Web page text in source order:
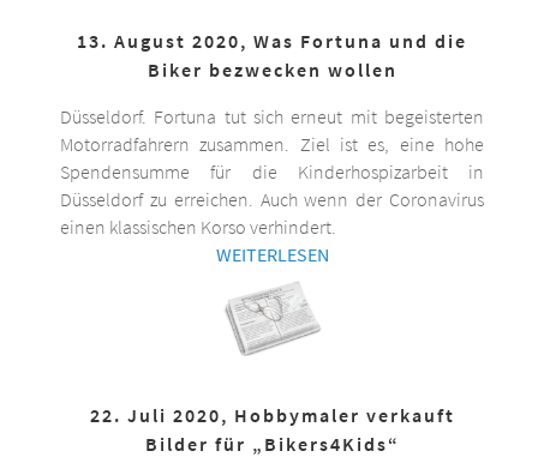
13. August 2020, Was Fortuna und die
Biker bezwecken wollen
Düsseldorf. Fortuna tut sich erneut mit begeisterten
Motorradfahrern zusammen. Ziel ist es, eine hohe
Spendensumme für die Kinderhospizarbeit in
Düsseldorf zu erreichen. Auch wenn der Coronavirus
einen klassischen Korso verhindert.
WEITERLESEN
22. Juli 2020, Hobbymaler verkauft
Bilder für „Bikers4Kids“